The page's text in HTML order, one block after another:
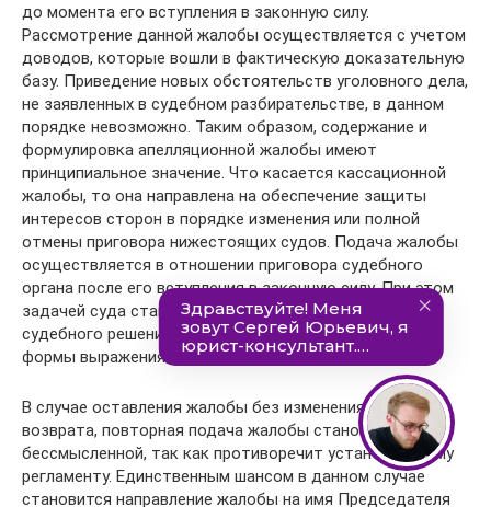
до момента его вступления в законную силу.
Рассмотрение данной жалобы осуществляется с учетом
доводов, которые вошли в фактическую доказательную
базу. Приведение новых обстоятельств уголовного дела,
не заявленных в судебном разбирательстве, в данном
порядке невозможно. Таким образом, содержание и
формулировка апелляционной жалобы имеют
принципиальное значение. Что касается кассационной
жалобы, то она направлена на обеспечение защиты
интересов сторон в порядке изменения или полной
отмены приговора нижестоящих судов. Подача жалобы
осуществляется в отношении приговора судебного
органа после его вступления в законную силу. При этом
задачей суда становится проверка законности
судебного решения, независимо от его содержания и
формы выражения.
В случае оставления жалобы без изменения и ее
возврата, повторная подача жалобы становится
бессмысленной, так как противоречит установленному
регламенту. Единственным шансом в данном случае
становится направление жалобы на имя Председателя